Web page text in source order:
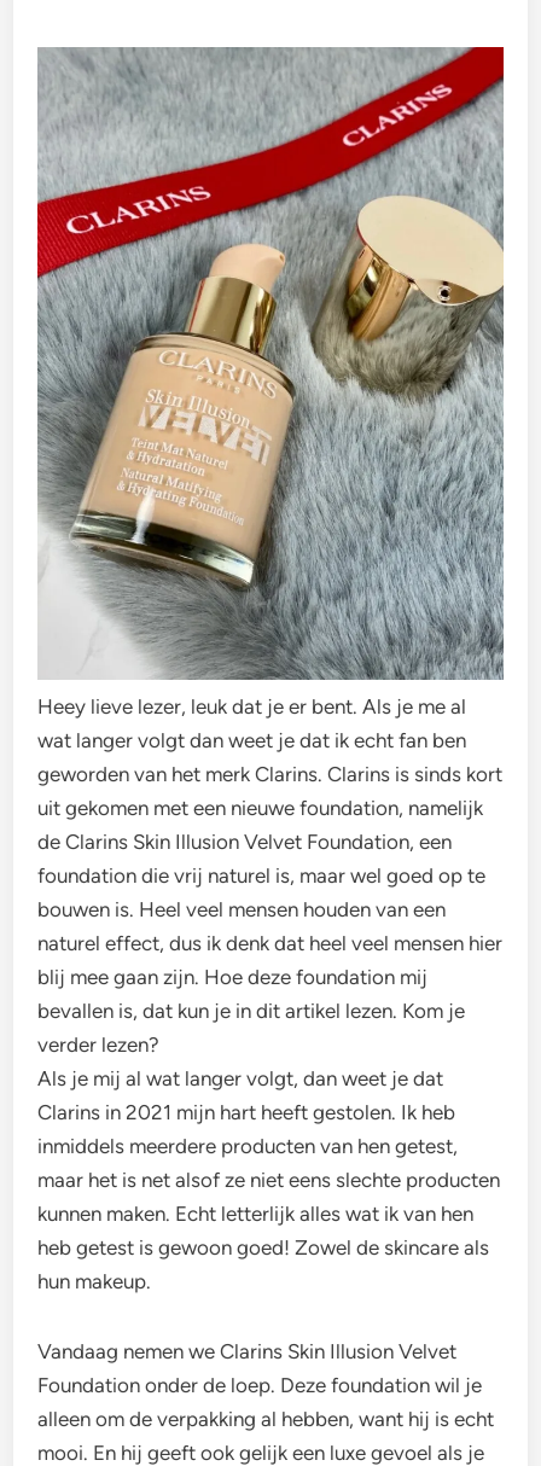
Heey lieve lezer, leuk dat je er bent. Als je me al
wat langer volgt dan weet je dat ik echt fan ben
geworden van het merk Clarins. Clarins is sinds kort
uit gekomen met een nieuwe foundation, namelijk
de Clarins Skin Illusion Velvet Foundation, een
foundation die vrij naturel is, maar wel goed op te
bouwen is. Heel veel mensen houden van een
naturel effect, dus ik denk dat heel veel mensen hier
blij mee gaan zijn. Hoe deze foundation mij
bevallen is, dat kun je in dit artikel lezen. Kom je
verder lezen?
Als je mij al wat langer volgt, dan weet je dat
Clarins in 2021 mijn hart heeft gestolen. Ik heb
inmiddels meerdere producten van hen getest,
maar het is net alsof ze niet eens slechte producten
kunnen maken. Echt letterlijk alles wat ik van hen
heb getest is gewoon goed! Zowel de skincare als
hun makeup.
Vandaag nemen we Clarins Skin Illusion Velvet
Foundation onder de loep. Deze foundation wil je
alleen om de verpakking al hebben, want hij is echt
mooi. En hij geeft ook gelijk een luxe gevoel als je